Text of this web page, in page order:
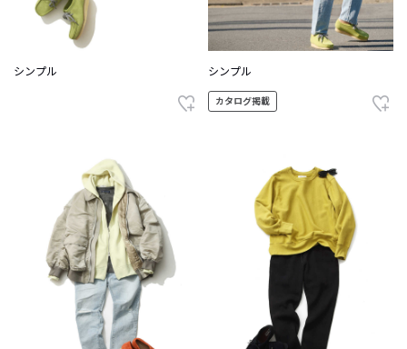
シンプル シンプル
カタログ掲載